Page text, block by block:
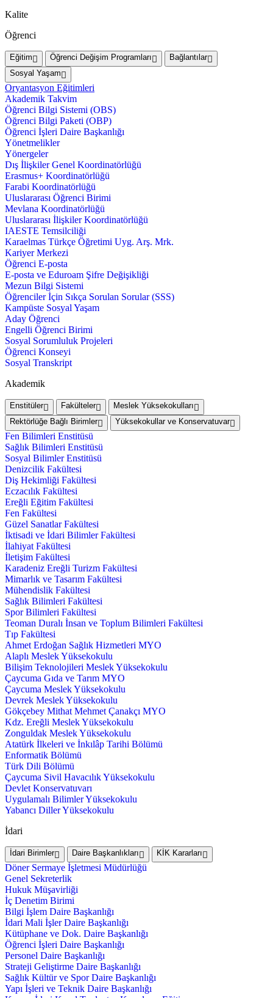
Kalite
Öğrenci
Eğitim Öğrenci Değişim Programları
Bağlantılar
Sosyal Yaşam
Oryantasyon Eğitimleri
Akademik Takvim
Öğrenci Bilgi Sistemi (OBS)
Öğrenci Bilgi Paketi (OBP)
Öğrenci İşleri Daire Başkanlığı
Yönetmelikler
Yönergeler
Dış İlişkiler Genel Koordinatörlüğü
Erasmus+ Koordinatörlüğü
Farabi Koordinatörlüğü
Uluslararası Öğrenci Birimi
Mevlana Koordinatörlüğü
Uluslararası İlişkiler Koordinatörlüğü
IAESTE Temsilciliği
Karaelmas Türkçe Öğretimi Uyg. Arş. Mrk.
Kariyer Merkezi
Öğrenci E-posta
E-posta ve Eduroam Şifre Değişikliği
Mezun Bilgi Sistemi
Öğrenciler İçin Sıkça Sorulan Sorular (SSS)
Kampüste Sosyal Yaşam
Aday Öğrenci
Engelli Öğrenci Birimi
Sosyal Sorumluluk Projeleri
Öğrenci Konseyi
Sosyal Transkript
Akademik
Enstitüler Fakülteler
Meslek Yüksekokulları
Rektörlüğe Bağlı Birimler
Yüksekokullar ve Konservatuvar
Fen Bilimleri Enstitüsü
Sağlık Bilimleri Enstitüsü
Sosyal Bilimler Enstitüsü
Denizcilik Fakültesi
Diş Hekimliği Fakültesi
Eczacılık Fakültesi
Ereğli Eğitim Fakültesi
Fen Fakültesi
Güzel Sanatlar Fakültesi
İktisadi ve İdari Bilimler Fakültesi
İlahiyat Fakültesi
İletişim Fakültesi
Karadeniz Ereğli Turizm Fakültesi
Mimarlık ve Tasarım Fakültesi
Mühendislik Fakültesi
Sağlık Bilimleri Fakültesi
Spor Bilimleri Fakültesi
Teoman Duralı İnsan ve Toplum Bilimleri Fakültesi
Tıp Fakültesi
Ahmet Erdoğan Sağlık Hizmetleri MYO
Alaplı Meslek Yüksekokulu
Bilişim Teknolojileri Meslek Yüksekokulu
Çaycuma Gıda ve Tarım MYO
Çaycuma Meslek Yüksekokulu
Devrek Meslek Yüksekokulu
Gökçebey Mithat Mehmet Çanakçı MYO
Kdz. Ereğli Meslek Yüksekokulu
Zonguldak Meslek Yüksekokulu
Atatürk İlkeleri ve İnkılâp Tarihi Bölümü
Enformatik Bölümü
Türk Dili Bölümü
Çaycuma Sivil Havacılık Yüksekokulu
Devlet Konservatuvarı
Uygulamalı Bilimler Yüksekokulu
Yabancı Diller Yüksekokulu
İdari
İdari Birimler Daire Başkanlıkları KİK Kararları
Döner Sermaye İşletmesi Müdürlüğü
Genel Sekreterlik
Hukuk Müşavirliği
İç Denetim Birimi
Bilgi İşlem Daire Başkanlığı
İdari Mali İşler Daire Başkanlığı
Kütüphane ve Dok. Daire Başkanlığı
Öğrenci İşleri Daire Başkanlığı
Personel Daire Başkanlığı
Strateji Geliştirme Daire Başkanlığı
Sağlık Kültür ve Spor Daire Başkanlığı
Yapı İşleri ve Teknik Daire Başkanlığı